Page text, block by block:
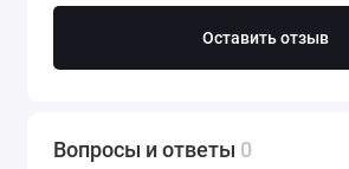
Оставить отзыв
Вопросы и ответы 0